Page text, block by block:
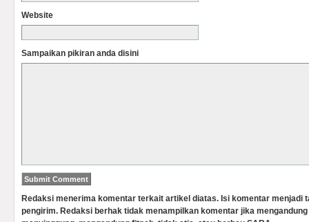
Website
Sampaikan pikiran anda disini
Redaksi menerima komentar terkait artikel diatas. Isi komentar menjadi
pengirim. Redaksi berhak tidak menampilkan komentar jika